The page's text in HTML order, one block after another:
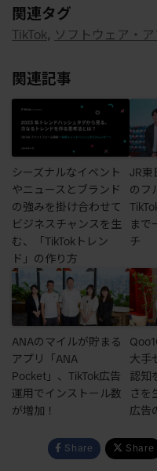
関連タグ
TikTok, ソフトウェア・ア
関連記事
シーズナルなイベント
やニュースとブランド
の強みを掛け合わせて
ビジネスチャンスを生
む、「TikTokトレン
ド」の作り方
JR東
のフ
まで
チ
ANAのマイルが貯まる
アプリ「ANA
Pocket」、TikTok広告
運用でインストール数
が増加！
大手
認知
さを
広告
Share Share